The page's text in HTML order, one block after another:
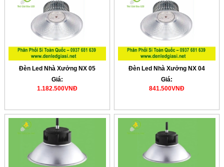
Đèn Led Nhà Xưởng NX 05
Giá:
1.182.500VNĐ
Đèn Led Nhà Xưởng NX 04
Giá:
841.500VNĐ